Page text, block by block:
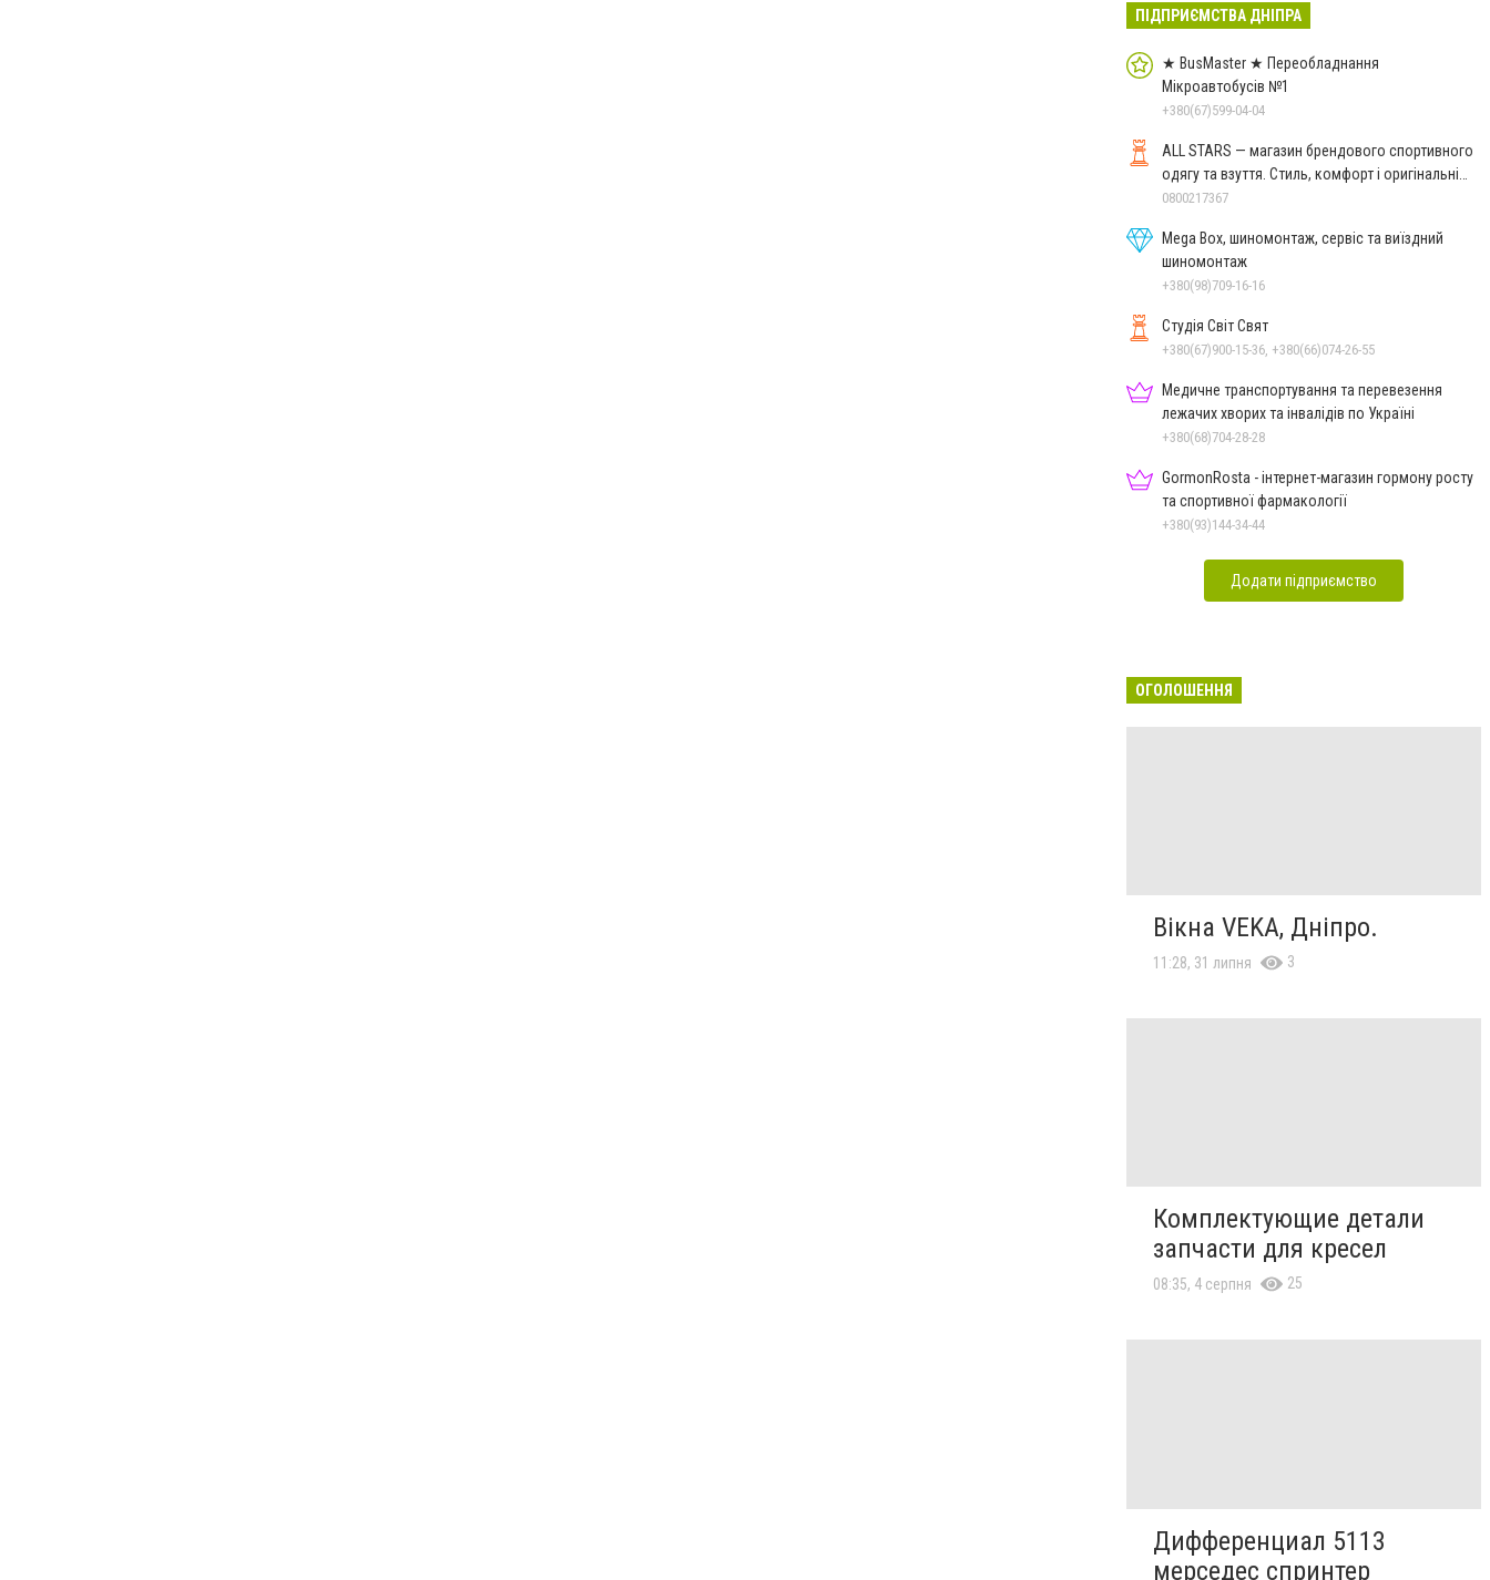
ПІДПРИЄМСТВА ДНІПРА
★ BusMaster ★ Переобладнання
Мікроавтобусів №1
+380(67)599-04-04
ALL STARS — магазин брендового спортивного
одягу та взуття. Стиль, комфорт і оригінальні
моделі
0800217367
Mega Box, шиномонтаж, сервіс та виїздний
шиномонтаж
+380(98)709-16-16
Студія Світ Свят
+380(67)900-15-36, +380(66)074-26-55
Медичне транспортування та перевезення
лежачих хворих та інвалідів по Україні
+380(68)704-28-28
GormonRosta - інтернет-магазин гормону росту
та спортивної фармакології
+380(93)144-34-44
Додати підприємство
ОГОЛОШЕННЯ
Вікна VEKA, Дніпро.
11:28, 31 липня 3
Комплектующие детали
запчасти для кресел
08:35, 4 серпня 25
Дифференциал 5113
мерседес спринтер